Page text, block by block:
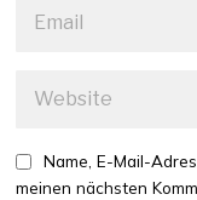
Name, E-Mail-
meinen nächsten